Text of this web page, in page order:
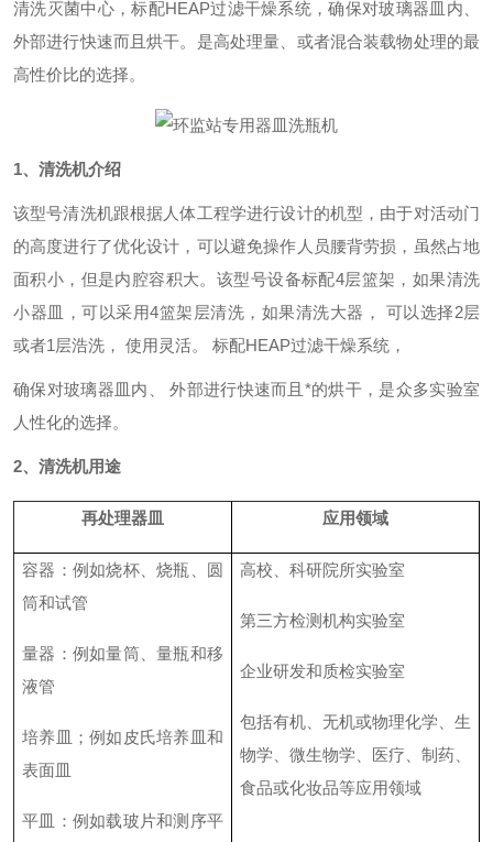
清洗灭菌中心，标配HEAP过滤干燥系统，确保对玻璃器皿内、
外部进行快速而且烘干。是高处理量、或者混合装载物处理的最
高性价比的选择。
1、清洗机介绍
该型号清洗机跟根据人体工程学进行设计的机型，由于对活动门
的高度进行了优化设计，可以避免操作人员腰背劳损，虽然占地
面积小，但是内腔容积大。该型号设备标配4层篮架，如果清洗
小器皿，可以采用4篮架层清洗，如果清洗大器， 可以选择2层
或者1层浩洗， 使用灵活。 标配HEAP过滤干燥系统，
确保对玻璃器皿内、
外部进行快速而且*的烘干，是众多实验室
人性化的选择。
2、清洗机用途
再处理器皿 应用领域
容器 ： 例如烧杯、烧瓶、圆
筒和试管
量器 ： 例如量筒、量瓶和移
液管
培养皿 ； 例如皮氏培养皿和
表面皿
平皿 ： 例如载玻片和测序平
高校、科研院所实验室
第三方检测机构实验室
企业研发和质检实验室
包括有机、无机或物理化学、生
物学、微生物学、医疗、制药、
食品或化妆品等应用领域